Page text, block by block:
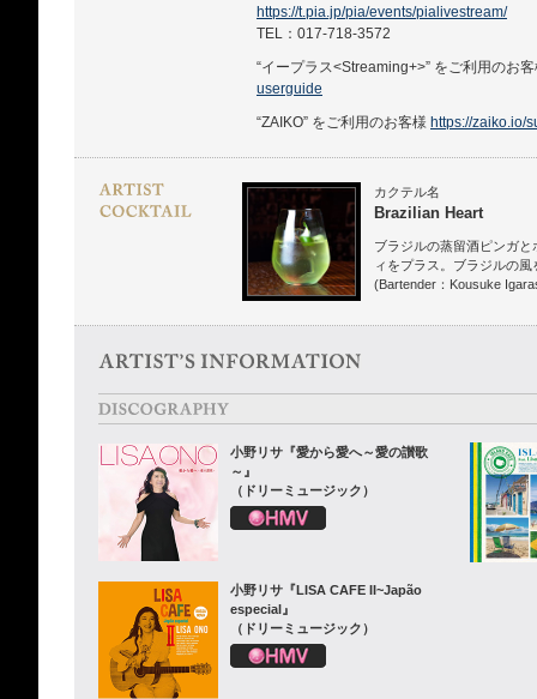
https://t.pia.jp/pia/events/pialivestream/
TEL：017-718-3572
“イープラス<Streaming+>” をご利用のお
userguide
“ZAIKO” をご利用のお客様 https://zaiko.io/
カクテル名
Brazilian Heart
ブラジルの蒸留酒ピンガ
ィをプラス。ブラジルの
(Bartender：Kousuke
小野リサ『愛から愛へ～愛の讃歌
～』
（ドリーミュージック）
小野リサ『LISA CAFE II~Japão
especial』
（ドリーミュージック）